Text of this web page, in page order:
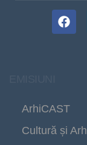
ArhiCAST
Cultură și